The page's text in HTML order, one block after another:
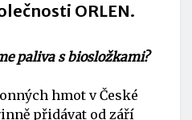
ORLEN.
paliva s biosložkami?
hmot v České
přidávat od září